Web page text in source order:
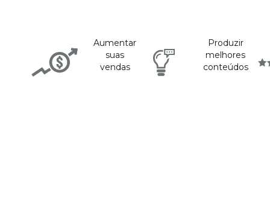
Aumentar
suas
vendas
Produzir
melhores
conteúdos